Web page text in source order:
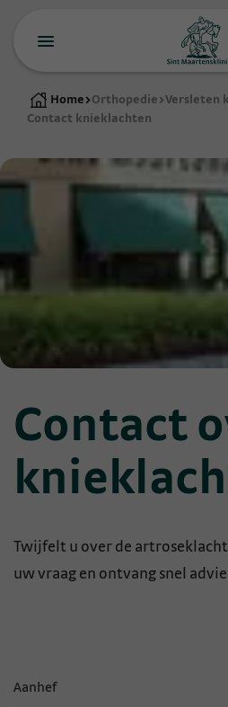
Home >Orthopedie >Versleten
Contact knieklachten
Contact
Twijfelt u over de
uw vraag en ontvang snel
Aanhef